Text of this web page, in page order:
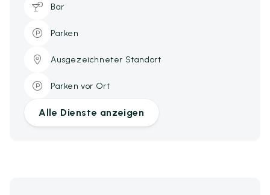
Bar
Parken
Ausgezeichneter Standort
Parken vor Ort
Alle Dienste anzeigen